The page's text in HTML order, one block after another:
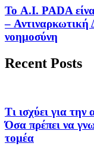
Το A.I. PADA
– Αντιναρκωτική
νοημοσύνη
Recent Posts
Τι ισχύει για
Όσα πρέπει να
τομέα